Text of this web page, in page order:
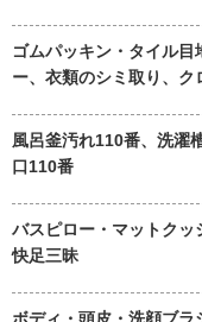
ゴムパッキン・タイル
ー、衣類のシミ取り、
風呂釜汚れ110番、洗濯
口110番
バスピロー・マットクッ
快足三昧
ボディ・頭皮・洗顔ブラ